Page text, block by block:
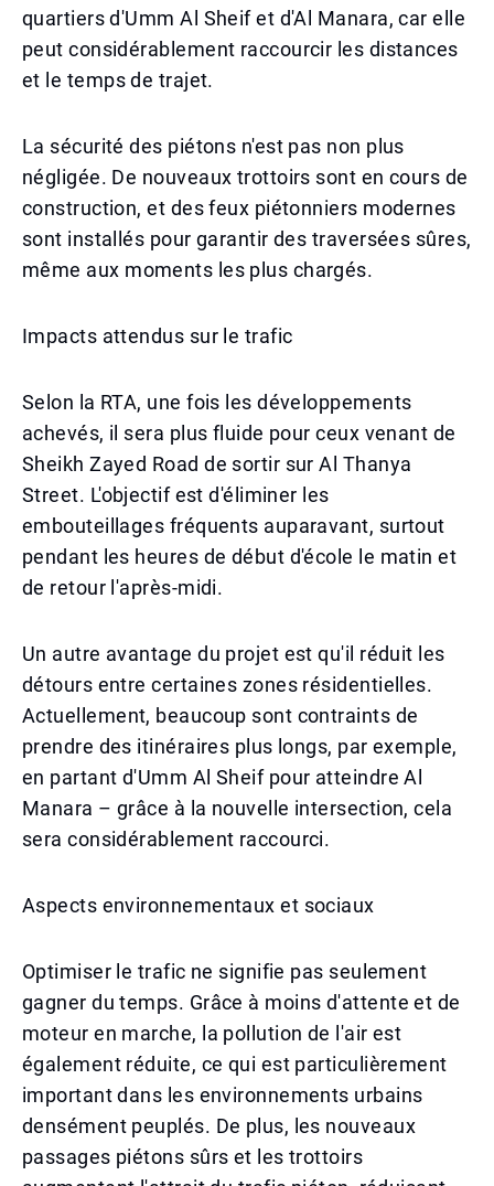
quartiers d'Umm Al Sheif et d'Al Manara, car elle
peut considérablement raccourcir les distances
et le temps de trajet.
La sécurité des piétons n'est pas non plus
négligée. De nouveaux trottoirs sont en cours de
construction, et des feux piétonniers modernes
sont installés pour garantir des traversées sûres,
même aux moments les plus chargés.
Impacts attendus sur le trafic
Selon la RTA, une fois les développements
achevés, il sera plus fluide pour ceux venant de
Sheikh Zayed Road de sortir sur Al Thanya
Street. L'objectif est d'éliminer les
embouteillages fréquents auparavant, surtout
pendant les heures de début d'école le matin et
de retour l'après-midi.
Un autre avantage du projet est qu'il réduit les
détours entre certaines zones résidentielles.
Actuellement, beaucoup sont contraints de
prendre des itinéraires plus longs, par exemple,
en partant d'Umm Al Sheif pour atteindre Al
Manara – grâce à la nouvelle intersection, cela
sera considérablement raccourci.
Aspects environnementaux et sociaux
Optimiser le trafic ne signifie pas seulement
gagner du temps. Grâce à moins d'attente et de
moteur en marche, la pollution de l'air est
également réduite, ce qui est particulièrement
important dans les environnements urbains
densément peuplés. De plus, les nouveaux
passages piétons sûrs et les trottoirs